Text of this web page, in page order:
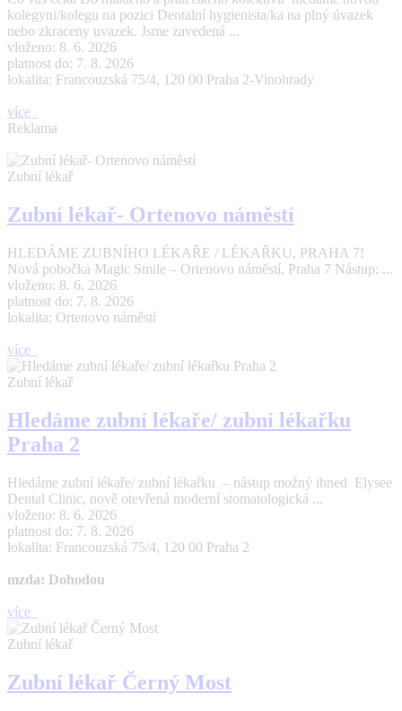
kolegyni/kolegu na pozici Dentalní hygienista/ka na plný úvazek
nebo zkraceny uvazek. Jsme zavedená ...
vloženo: 8. 6. 2026
platnost do: 7. 8. 2026
lokalita: Francouzská 75/4, 120 00 Praha 2-Vinohrady
více
Reklama
Zubní lékař
Zubní lékař- Ortenovo náměstí
HLEDÁME ZUBNÍHO LÉKAŘE / LÉKAŘKU, PRAHA 7!
Nová pobočka Magic Smile – Ortenovo náměstí, Praha 7 Nástup: ...
vloženo: 8. 6. 2026
platnost do: 7. 8. 2026
lokalita: Ortenovo náměstí
více
Zubní lékař
Hledáme zubní lékaře/ zubní lékařku
Praha 2
Hledáme zubní lékaře/ zubní lékařku – nástup možný ihned Elysee
Dental Clinic, nově otevřená moderní stomatologická ...
vloženo: 8. 6. 2026
platnost do: 7. 8. 2026
lokalita: Francouzská 75/4, 120 00 Praha 2
mzda: Dohodou
více
Zubní lékař
Zubní lékař Černý Most